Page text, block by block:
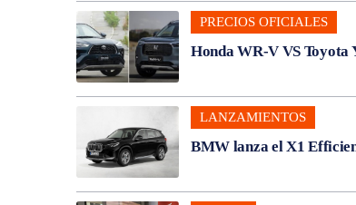
PRECIOS OFICIALES
Honda WR-V VS Toyota
LANZAMIENTOS
BMW lanza el X1